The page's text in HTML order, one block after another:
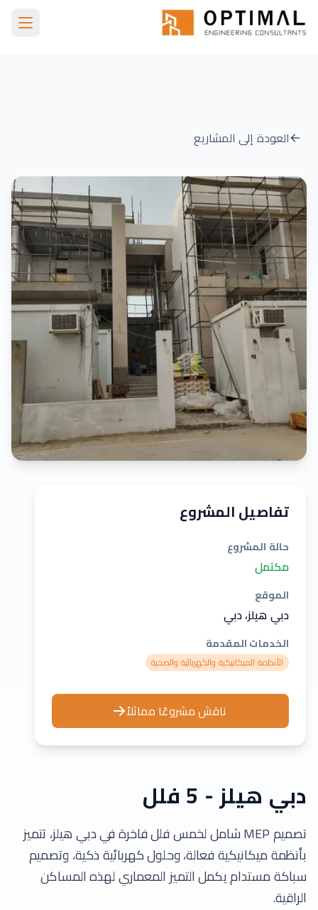
Skip to main content
الرئيسية مشاريعنا Dubai Hills 5 Villas
العودة إلى المشاريع
تفاصيل المشروع
حالة المشروع
مكتمل
الموقع
دبي هيلز، دبي
الخدمات المقدمة
الأنظمة الميكانيكية والكهربائية والصحية
ناقش مشروعًا مماثلاً
دبي هيلز - 5 فلل
تصميم MEP شامل لخمس فلل فاخرة في دبي هيلز، تتميز
بأنظمة ميكانيكية فعالة، وحلول كهربائية ذكية، وتصميم
سباكة مستدام يكمل التميز المعماري لهذه المساكن
الراقية.